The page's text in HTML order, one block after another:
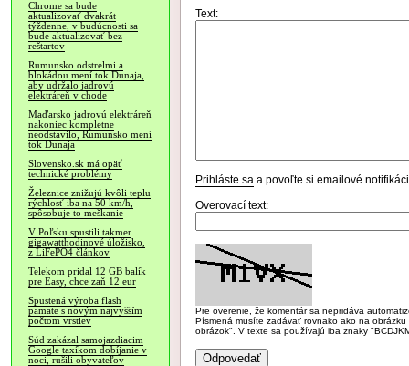
Chrome sa bude
aktualizovať dvakrát
týždenne, v budúcnosti sa
bude aktualizovať bez
reštartov
Rumunsko odstrelmi a
blokádou mení tok Dunaja,
aby udržalo jadrovú
elektráreň v chode
Maďarsko jadrovú elektráreň
nakoniec kompletne
neodstavilo, Rumunsko mení
tok Dunaja
Slovensko.sk má opäť
technické problémy
Železnice znižujú kvôli teplu
rýchlosť iba na 50 km/h,
spôsobuje to meškanie
V Poľsku spustili takmer
gigawatthodinové úložisko,
z LiFePO4 článkov
Telekom pridal 12 GB balík
pre Easy, chce zaň 12 eur
Spustená výroba flash
pamäte s novým najvyšším
počtom vrstiev
Súd zakázal samojazdiacim
Google taxíkom dobíjanie v
noci, rušili obyvateľov
Text:
Prihláste sa a povoľte si emailové
Overovací text:
Pre overenie, že komentár sa nepridáva
Písmená musíte zadávať rovnako ako na
obrázok". V texte sa používajú iba znaky